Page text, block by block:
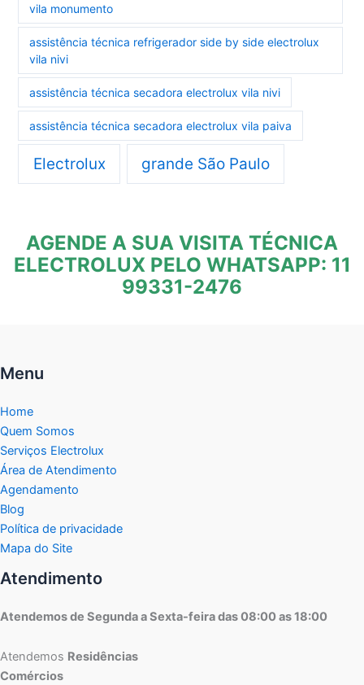
vila monumento
assistência técnica refrigerador side by side electrolux
vila nivi
assistência técnica secadora electrolux vila nivi
assistência técnica secadora electrolux vila paiva
Electrolux grande São Paulo
AGENDE A SUA VISITA TÉCNICA
ELECTROLUX PELO WHATSAPP: 11
99331-2476
Menu
Home
Quem Somos
Serviços Electrolux
Área de Atendimento
Agendamento
Blog
Política de privacidade
Mapa do Site
Atendimento
Atendemos de Segunda a Sexta-feira das 08:00 as 18:00
Atendemos Residências
Comércios